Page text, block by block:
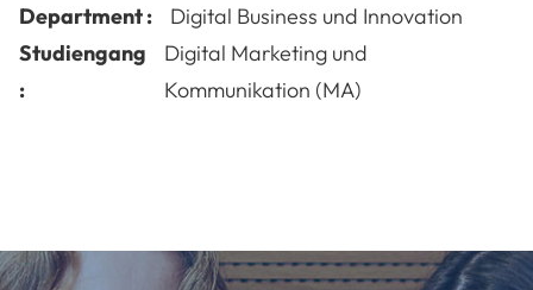
Department :
Digital Business und Innovation
Studiengang
:
Digital Marketing und
Kommunikation (MA)